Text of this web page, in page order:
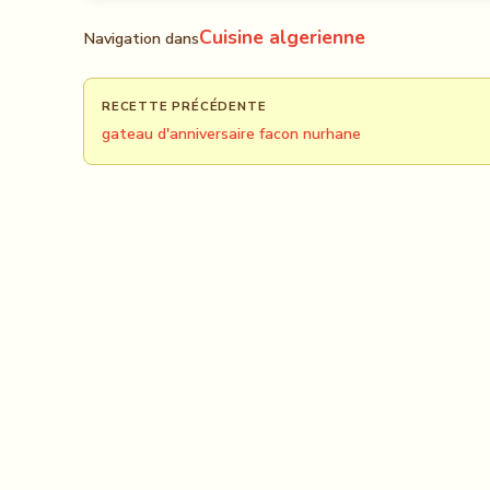
Navigation dansCuisine algerienne
RECETTE PRÉCÉDENTE
gateau d'anniversaire facon nurhane